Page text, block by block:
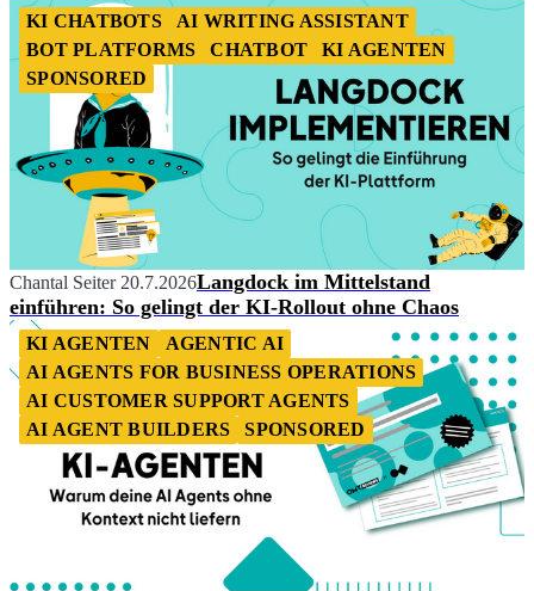
KI CHATBOTS
AI WRITING ASSISTANT
BOT PLATFORMS
CHATBOT
KI AGENTEN
SPONSORED
Chantal Seiter 20.7.2026Langdock im Mittelstand
einführen: So gelingt der KI-Rollout ohne Chaos
KI AGENTEN
AGENTIC AI
AI AGENTS FOR BUSINESS OPERATIONS
AI CUSTOMER SUPPORT AGENTS
AI AGENT BUILDERS
SPONSORED